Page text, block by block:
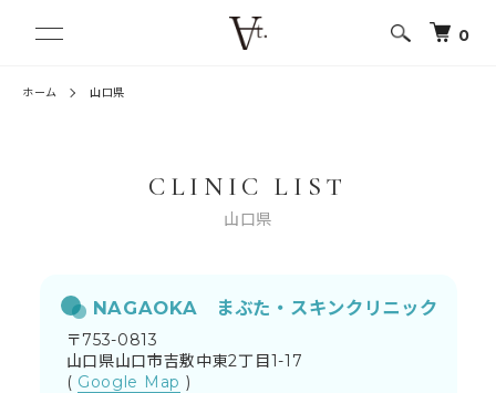
0
ホーム 山口県
CLINIC LIST
山口県
NAGAOKA まぶた・スキンクリニック
〒753-0813
山口県山口市吉敷中東2丁目1-17
( Google Map )